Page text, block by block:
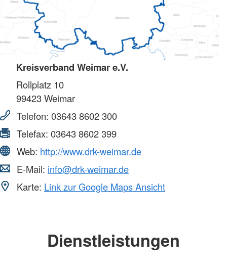
Kreisverband Weimar e.V.
Rollplatz 10
99423Weimar
Telefon: 03643 8602 300
Telefax: 03643 8602 399
Web: http://www.drk-weimar.de
E-Mail: info@drk-weimar.de
Karte: Link zur Google Maps Ansicht
Dienstleistungen